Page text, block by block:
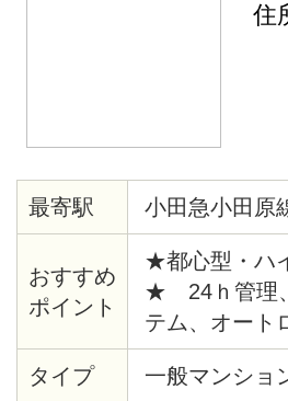
住
最寄駅 小田急小田原
おすすめ
ポイント
★都心型・ハ
★ 24ｈ管理
テム、オート
給湯、バスト
ションフロア
タイプ 一般マンショ